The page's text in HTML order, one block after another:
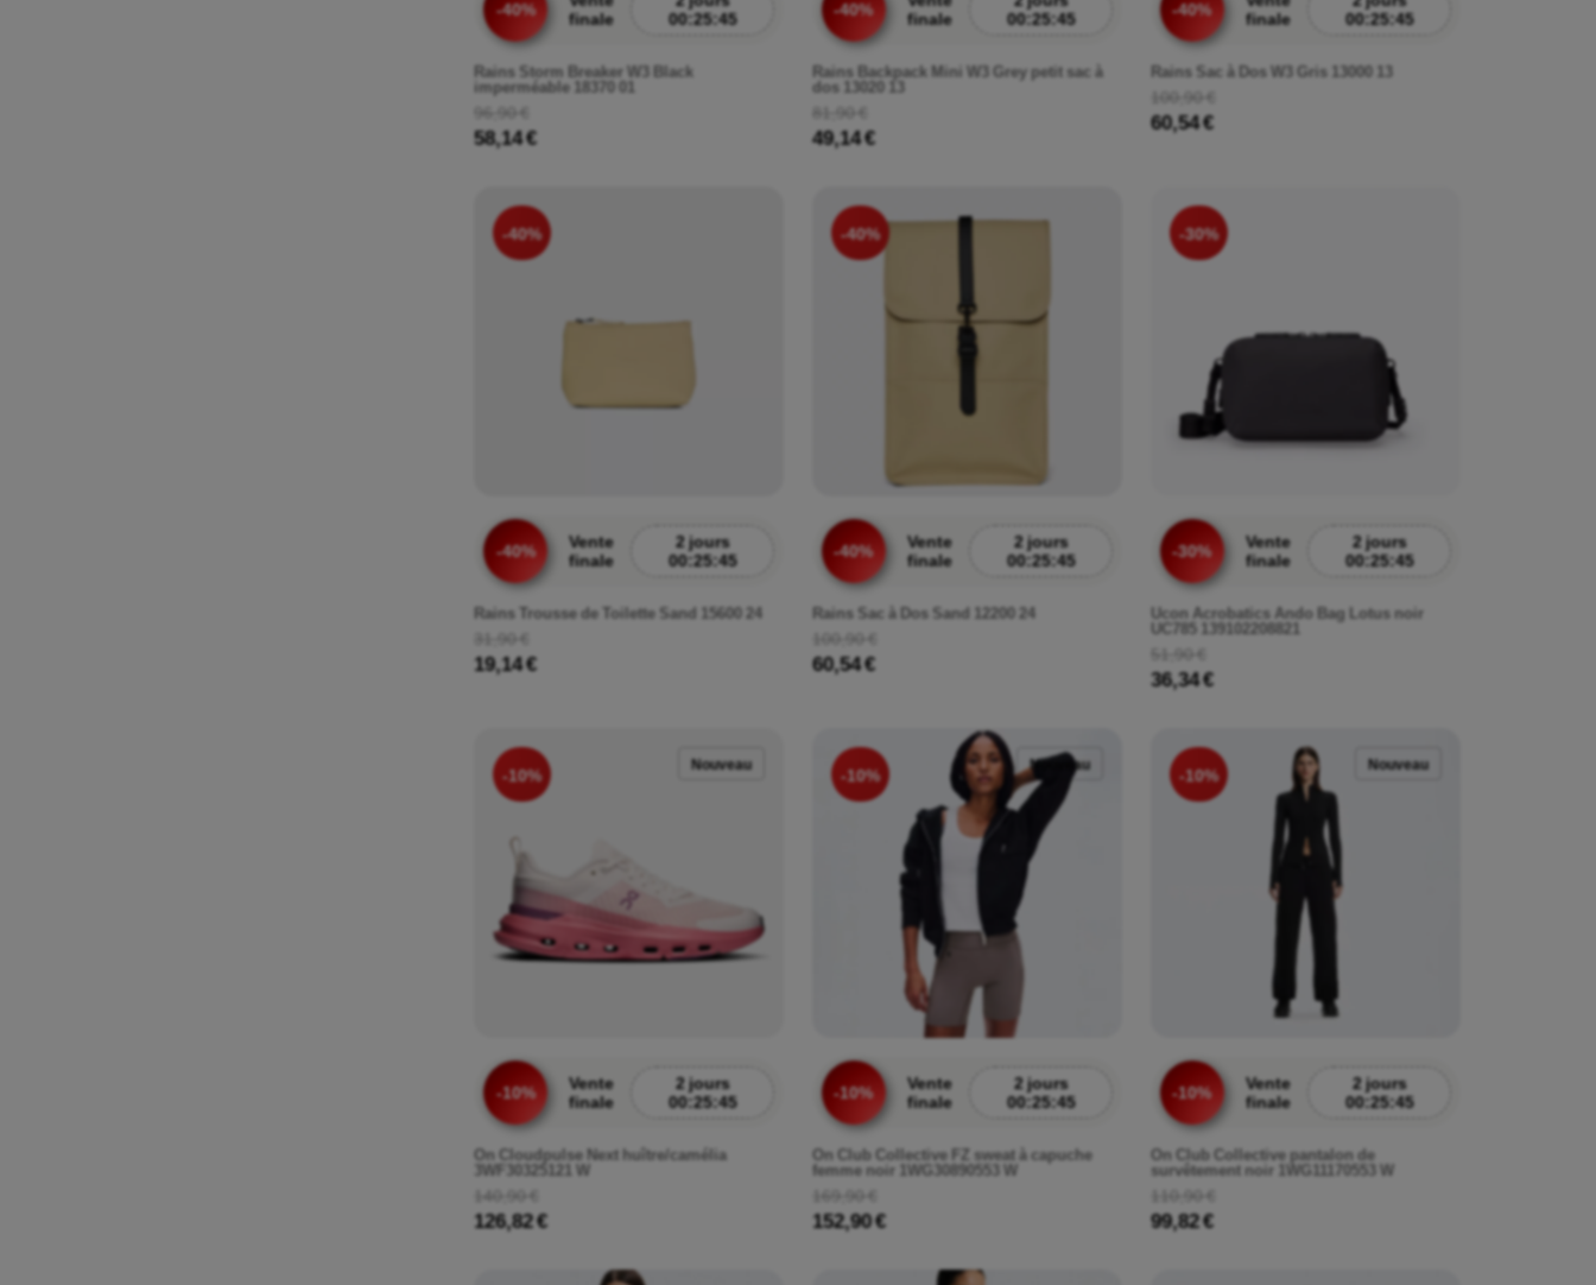
-40%
finale
00:25:43
Rains Storm Breaker W3 Black
imperméable 18370 01
96,90 €
58,14 €
-40%
finale
00:25:43
Rains Backpack Mini W3 Grey petit sac à
dos 13020 13
81,90 €
49,14 €
-40%
finale
00:25:43
Rains Sac à Dos W3 Gris 13000 13
100,90 €
60,54 €
-40%
-40%
Vente
finale
2 jours
00:25:43
Rains Trousse de Toilette Sand 15600 24
31,90 €
19,14 €
-40%
-40%
Vente
finale
2 jours
00:25:43
Rains Sac à Dos Sand 12200 24
100,90 €
60,54 €
-30%
-30%
Vente
finale
2 jours
00:25:43
Ucon Acrobatics Ando Bag Lotus noir
UC785 139102208821
51,90 €
36,34 €
-10%
Nouveau
-10%
Vente
finale
2 jours
00:25:43
On Cloudpulse Next huître/camélia
3WF30325121 W
140,90 €
126,82 €
-10%
Nouveau
-10%
Vente
finale
2 jours
00:25:43
On Club Collective FZ sweat à capuche
femme noir 1WG30890553 W
169,90 €
152,90 €
-10%
Nouveau
-10%
Vente
finale
2 jours
00:25:43
On Club Collective pantalon de
survêtement noir 1WG11170553 W
110,90 €
99,82 €